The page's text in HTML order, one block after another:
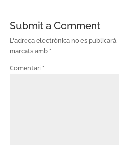
Submit a Comment
L'adreça electrònica no es publicarà.
marcats amb *
Comentari *